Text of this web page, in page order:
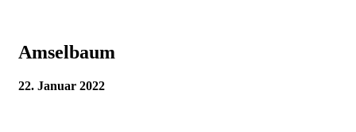
Amselbaum
22. Januar 2022